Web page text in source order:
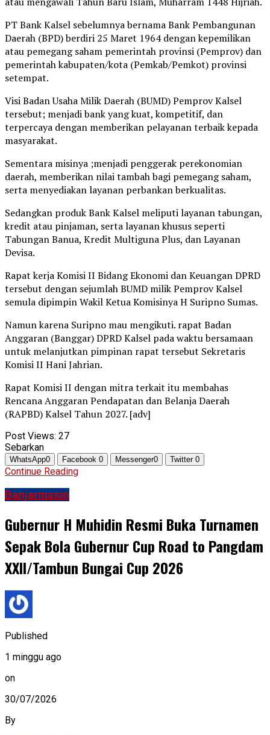
PT Bank Kalsel sebelumnya bernama Bank Pembangunan
Daerah (BPD) berdiri 25 Maret 1964 dengan kepemilikan
atau pemegang saham pemerintah provinsi (Pemprov) dan
pemerintah kabupaten/kota (Pemkab/Pemkot) provinsi
setempat.
Visi Badan Usaha Milik Daerah (BUMD) Pemprov Kalsel
tersebut; menjadi bank yang kuat, kompetitif, dan
terpercaya dengan memberikan pelayanan terbaik kepada
masyarakat.
Sementara misinya ;menjadi penggerak perekonomian
daerah, memberikan nilai tambah bagi pemegang saham,
serta menyediakan layanan perbankan berkualitas.
Sedangkan produk Bank Kalsel meliputi layanan tabungan,
kredit atau pinjaman, serta layanan khusus seperti
Tabungan Banua, Kredit Multiguna Plus, dan Layanan
Devisa.
Rapat kerja Komisi II Bidang Ekonomi dan Keuangan DPRD
tersebut dengan sejumlah BUMD milik Pemprov Kalsel
semula dipimpin Wakil Ketua Komisinya H Suripno Sumas.
Namun karena Suripno mau mengikuti. rapat Badan
Anggaran (Banggar) DPRD Kalsel pada waktu bersamaan
untuk melanjutkan pimpinan rapat tersebut Sekretaris
Komisi II Hani Jahrian.
Rapat Komisi II dengan mitra terkait itu membahas
Rencana Anggaran Pendapatan dan Belanja Daerah
(RAPBD) Kalsel Tahun 2027. [adv]
Post Views: 27
Sebarkan
WhatsApp0 Facebook 0 Messenger0 Twitter 0
Continue Reading
Banjarmasin
Gubernur H Muhidin Resmi Buka Turnamen
Sepak Bola Gubernur Cup Road to Pangdam
XXII/Tambun Bungai Cup 2026
Published
1 minggu ago
on
30/07/2026
By